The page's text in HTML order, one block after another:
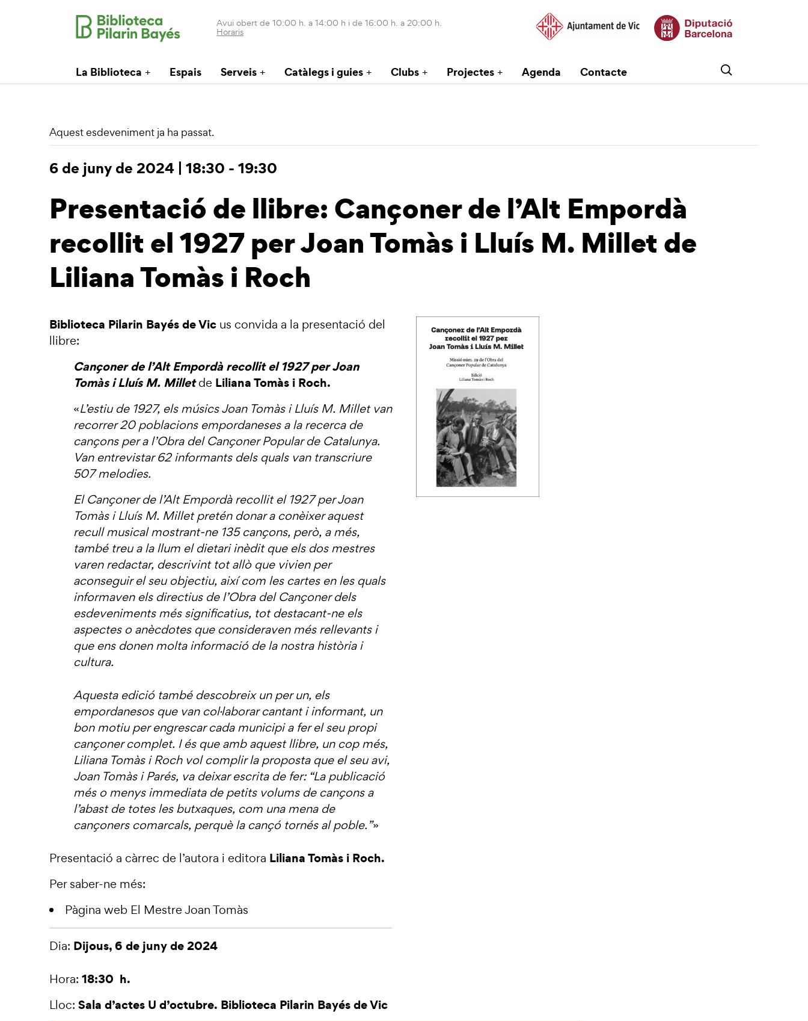
Avui obert de 10:00 h. a 14:00 h i de 16:00 h. a 20:00 h.
Horaris
La Biblioteca Espais Serveis Catàlegs i guies Clubs Projectes Agenda Contacte
Aquest esdeveniment ja ha passat.
6 de juny de 2024 | 18:30 - 19:30
Presentació de llibre: Cançoner de l’Alt Empordà
recollit el 1927 per Joan Tomàs i Lluís M. Millet de
Liliana Tomàs i Roch
Biblioteca Pilarin Bayés de Vic us convida a la presentació del
llibre:
Cançoner de l’Alt Empordà recollit el 1927 per Joan
Tomàs i Lluís M. Milletde Liliana Tomàs i Roch.
«L’estiu de 1927, els músics Joan Tomàs i Lluís M. Millet van
recorrer 20 poblacions empordaneses a la recerca de
cançons per a l’Obra del Cançoner Popular de Catalunya.
Van entrevistar 62 informants dels quals van transcriure
507 melodies.
El Cançoner de l’Alt Empordà recollit el 1927 per Joan
Tomàs i Lluís M. Millet pretén donar a conèixer aquest
recull musical mostrant-ne 135 cançons, però, a més,
també treu a la llum el dietari inèdit que els dos mestres
varen redactar, descrivint tot allò que vivien per
aconseguir el seu objectiu, així com les cartes en les quals
informaven els directius de l’Obra del Cançoner dels
esdeveniments més significatius, tot destacant-ne els
aspectes o anècdotes que consideraven més rellevants i
que ens donen molta informació de la nostra història i
cultura.
Aquesta edició també descobreix un per un, els
empordanesos que van col·laborar cantant i informant, un
bon motiu per engrescar cada municipi a fer el seu propi
cançoner complet. I és que amb aquest llibre, un cop més,
Liliana Tomàs i Roch vol complir la proposta que el seu avi,
Joan Tomàs i Parés, va deixar escrita de fer: “La publicació
més o menys immediata de petits volums de cançons a
l’abast de totes les butxaques, com una mena de
cançoners comarcals, perquè la cançó tornés al poble.”»
Presentació a càrrec de l’autora i editora Liliana Tomàs i Roch.
Per saber-ne més:
Pàgina web El Mestre Joan Tomàs
Dia: Dijous, 6 de juny de 2024
Hora: 18:30 h.
Lloc: Sala d’actes U d’octubre. Biblioteca Pilarin Bayés de Vic